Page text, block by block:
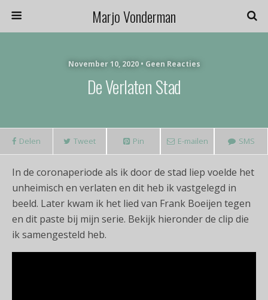
Marjo Vonderman
November 10, 2020 • Geen Reacties
De Verlaten Stad
Delen Tweet Pin E-mailen SMS
In de coronaperiode als ik door de stad liep voelde het
unheimisch en verlaten en dit heb ik vastgelegd in
beeld. Later kwam ik het lied van Frank Boeijen tegen
en dit paste bij mijn serie. Bekijk hieronder de clip die
ik samengesteld heb.